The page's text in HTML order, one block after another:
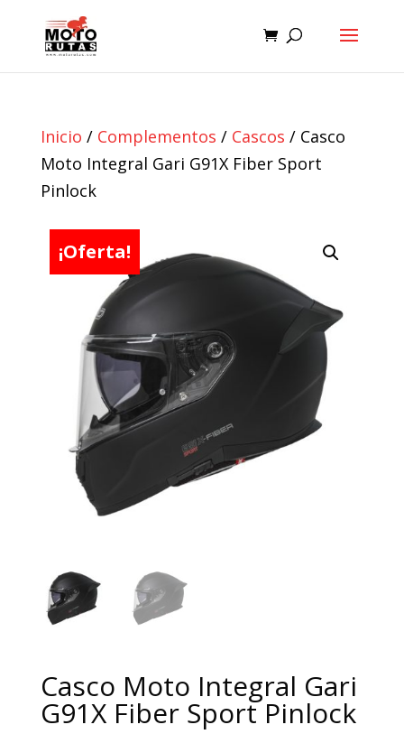
Inicio / Complementos / Cascos / Casco
Moto Integral Gari G91X Fiber Sport
Pinlock
¡Oferta!
Casco Moto Integral Gari
G91X Fiber Sport Pinlock